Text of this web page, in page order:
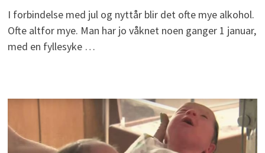
I forbindelse med jul og nyttår blir det ofte mye alkohol.
Ofte altfor mye. Man har jo våknet noen ganger 1 januar,
med en fyllesyke …